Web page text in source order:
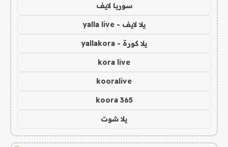
سوريا لايف
يلا لايف - yalla live
يلا كورة - yallakora
kora live
kooralive
koora 365
يلا شوت